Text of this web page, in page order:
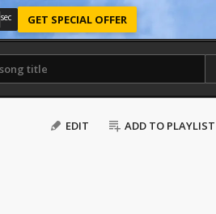
sec GET SPECIAL OFFER
EDIT ADD TO PLAYLIST